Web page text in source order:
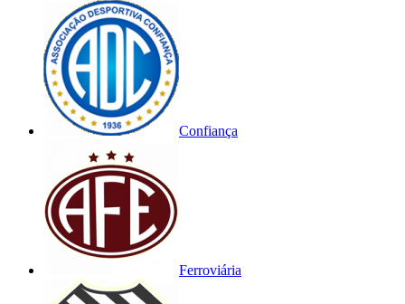
Confiança
Ferroviária